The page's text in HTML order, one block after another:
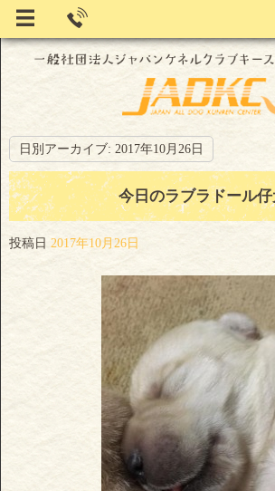
日別アーカイブ: 2017年10月26日
今日のラブラドール仔
投稿日 2017年10月26日